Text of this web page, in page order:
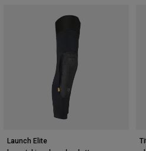
Launch Elite